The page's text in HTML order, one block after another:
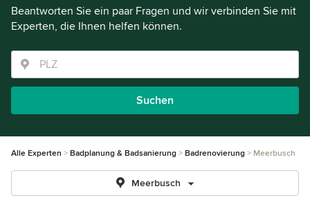
Beantworten Sie ein paar Fragen und wir verbinden Sie mit
Experten, die Ihnen helfen können.
Suchen
Alle Experten Badplanung & Badsanierung Badrenovierung Meerbusch
Meerbusch